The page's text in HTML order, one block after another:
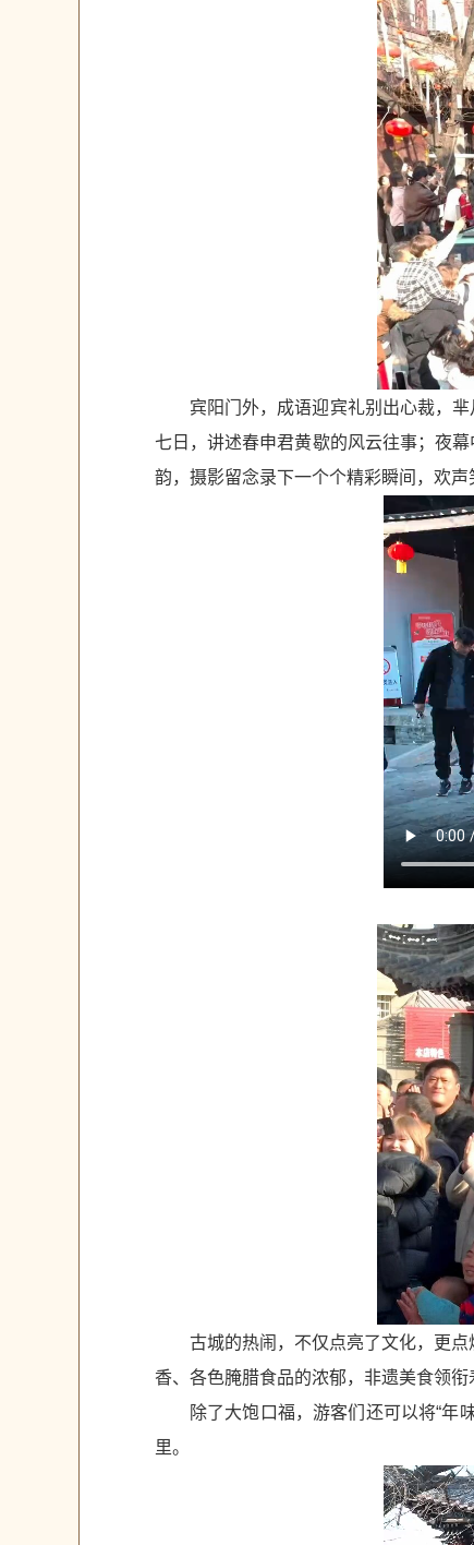
宾阳门外，成语迎宾礼别出心裁，
七日，讲述春申君黄歇的风云往事；夜
韵，摄影留念录下一个个精彩瞬间，欢声
古城的热闹，不仅点亮了文化，更点
香、各色腌腊食品的浓郁，非遗美食领
除了大饱口福，游客们还可以将“年
里。